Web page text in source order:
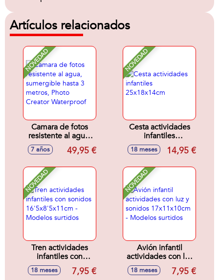
Artículos relacionados
NOVEDAD
Camara de fotos
resistente al agua,
sumergible hasta 3
metros, Photo
7 años 49,95 €
NOVEDAD
Cesta actividades
infantiles
25x18x14cm
18 meses 14,95 €
NOVEDAD
Tren actividades
infantiles con
sonidos
16'5x8'5x11cm -
18 meses 7,95 €
NOVEDAD
Avión infantil
actividades con luz
y sonidos
17x11x10cm -
18 meses 7,95 €